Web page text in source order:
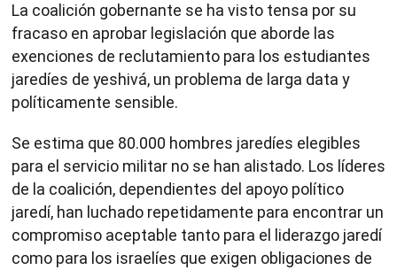
La coalición gobernante se ha visto tensa por su
fracaso en aprobar legislación que aborde las
exenciones de reclutamiento para los estudiantes
jaredíes de yeshivá, un problema de larga data y
políticamente sensible.
Se estima que 80.000 hombres jaredíes elegibles
para el servicio militar no se han alistado. Los líderes
de la coalición, dependientes del apoyo político
jaredí, han luchado repetidamente para encontrar un
compromiso aceptable tanto para el liderazgo jaredí
como para los israelíes que exigen obligaciones de